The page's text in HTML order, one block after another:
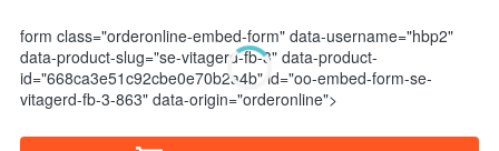
form class="orderonline-embed-form" data-username="hbp2"
data-product-slug="se-vitagerd-fb-3" data-product-
id="668ca3e51c92cbe0e70b2a4b" id="oo-embed-form-se-
vitagerd-fb-3-863" data-origin="orderonline">